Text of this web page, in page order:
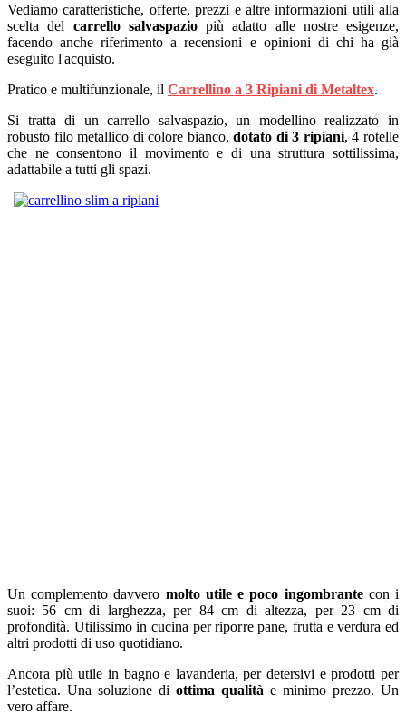
Vediamo caratteristiche, offerte, prezzi e altre informazioni utili alla
scelta del carrello salvaspaziopiù adatto alle nostre esigenze,
facendo anche riferimento a recensioni e opinioni di chi ha già
eseguito l'acquisto.
Pratico e multifunzionale, il Carrellino a 3 Ripiani di Metaltex.
Si tratta di un carrello salvaspazio, un modellino realizzato in
robusto filo metallico di colore bianco,dotato di 3 ripiani, 4 rotelle
che ne consentono il movimento e di una struttura sottilissima,
adattabile a tutti gli spazi.
Un complemento davvero molto utile e poco ingombrantecon i
suoi: 56 cm di larghezza, per 84 cm di altezza, per 23 cm di
profondità. Utilissimo in cucina per riporre pane, frutta e verdura ed
altri prodotti di uso quotidiano.
Ancora più utile in bagno e lavanderia, per detersivi e prodotti per
l’estetica. Una soluzione di ottima qualità e minimo prezzo. Un
vero affare.